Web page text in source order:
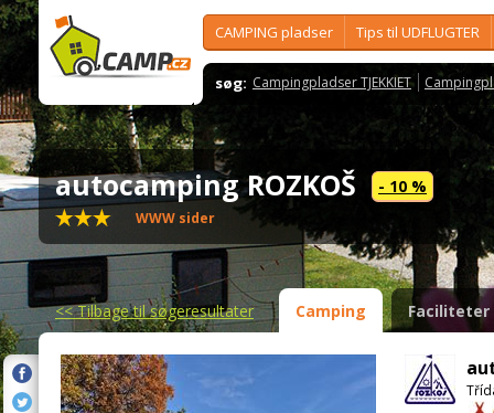
CAMPING pladser Tips til UDFLUGTER
søg: Campingpladser TJEKKIET
autocamping ROZKOŠ - 10 %
WWW sider
<<Tilbage til søgeresultater Camping Faciliteter